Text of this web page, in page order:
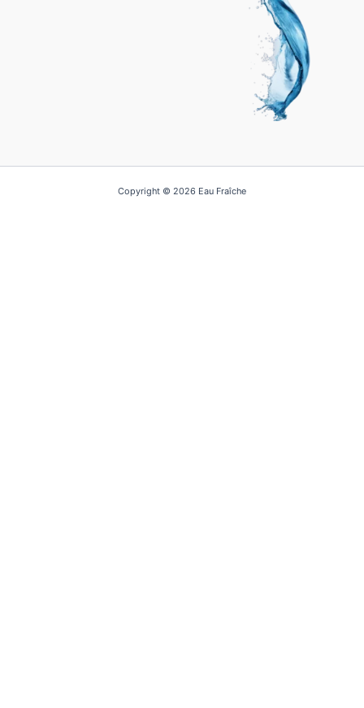
Copyright © 2026 Eau Fraîche